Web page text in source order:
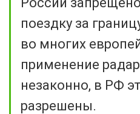
поездку за
во многих
применение
незаконно, в РФ
разрешены.